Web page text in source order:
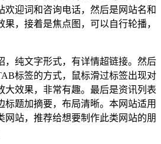
欢迎词和咨询电话，然后是网站名和
，接着是焦点图，可以自行轮播，
，纯文字形式，有详情超链接。然后
标签的方式，鼠标滑过标签出现对
大效果，非常有趣。最后是资讯列表
标题加摘要，布局清晰。本网站适用
网站，推荐给想要制作此类网站的朋